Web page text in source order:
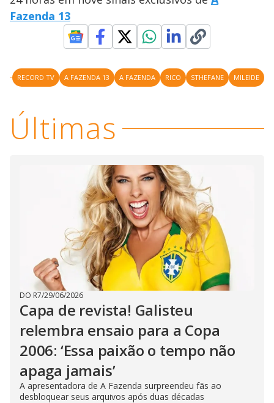
V
i
d
e
o
M
u
Fazenda 13
RECORD TV A FAZENDA 13 A FAZENDA RICO STHEFANE MILEIDE
Últimas
DO R7/29/06/2026
Capa de revista! Galisteu
relembra ensaio para a Copa
2006: ‘Essa paixão o tempo não
apaga jamais’
A apresentadora de A Fazenda surpreendeu fãs ao
desbloquear seus arquivos após duas décadas